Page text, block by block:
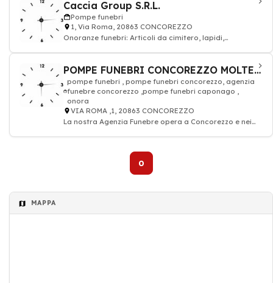
Caccia Group S.R.L.
Pompe funebri
1, Via Roma, 20863 CONCOREZZO
Onoranze funebri: Articoli da cimitero, lapidi,
POMPE FUNEBRI CONCOREZZO MOLTENI SRL
pompe funebri , pompe funebri concorezzo, agenzia
funebre concorezzo ,pompe funebri caponago ,
onora
VIA ROMA ,1, 20863 CONCOREZZO
La nostra Agenzia Funebre opera a Concorezzo e nei
0
MAPPA